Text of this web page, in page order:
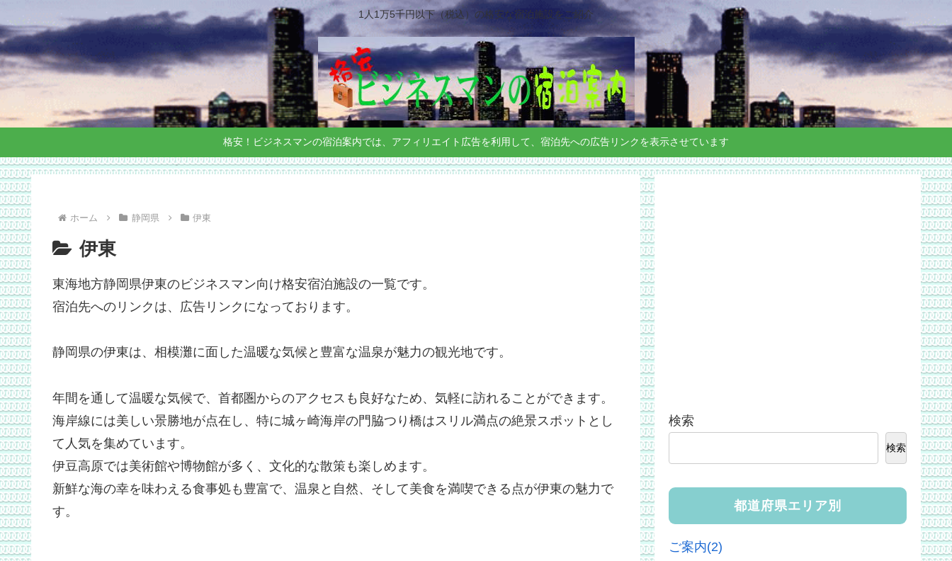
1人1万5千円以下（税込）の格安な宿泊施設をご紹介
格安！ビジネスマンの宿泊案内では、アフィリエイト広告を利用して、宿泊先への広告リンクを表示させています
ホーム 静岡県 伊東
伊東
東海地方静岡県伊東のビジネスマン向け格安宿泊施設の一覧です。
宿泊先へのリンクは、広告リンクになっております。
静岡県の伊東は、相模灘に面した温暖な気候と豊富な温泉が魅力の観光地です。
年間を通して温暖な気候で、首都圏からのアクセスも良好なため、気軽に訪れることができます。
海岸線には美しい景勝地が点在し、特に城ヶ崎海岸の門脇つり橋はスリル満点の絶景スポットとし
て人気を集めています。
伊豆高原では美術館や博物館が多く、文化的な散策も楽しめます。
新鮮な海の幸を味わえる食事処も豊富で、温泉と自然、そして美食を満喫できる点が伊東の魅力で
す。
検索
検索
都道府県エリア別
ご案内(2)